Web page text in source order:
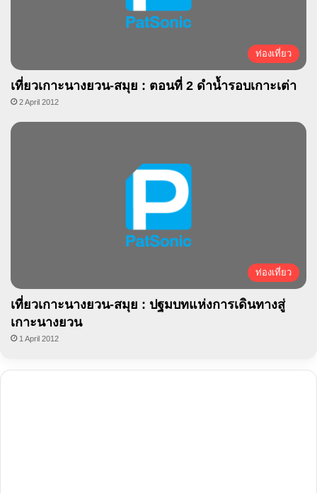
ท่องเที่ยว
เที่ยวเกาะนางยวน-สมุย : ตอนที่ 2 ดำน้ำรอบเกาะเต่า
2 April 2012
ท่องเที่ยว
เที่ยวเกาะนางยวน-สมุย : ปฐมบทแห่งการเดินทางสู่
เกาะนางยวน
1 April 2012